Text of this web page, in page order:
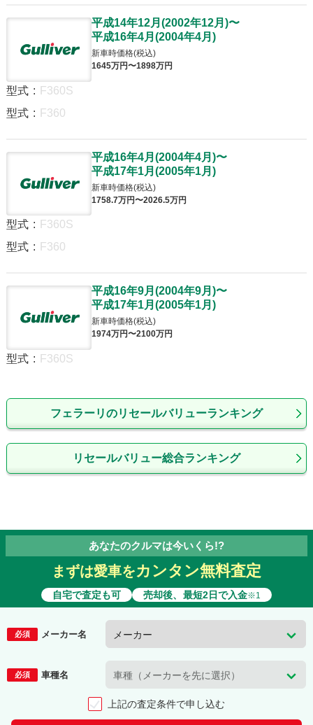
平成14年12月 (2002年12月 )〜
平成16年4月 (2004年4月 )
新車時価格(税込)
1645万円〜1898万円
型式 : F360S
型式 : F360
平成16年4月 (2004年4月 )〜
平成17年1月 (2005年1月 )
新車時価格(税込)
1758.7万円〜2026.5万円
型式 : F360S
型式 : F360
平成16年9月 (2004年9月 )〜
平成17年1月 (2005年1月 )
新車時価格(税込)
1974万円〜2100万円
型式 : F360S
フェラーリのリセールバリューランキング
リセールバリュー総合ランキング
あなたのクルマは今いくら!?
まずは愛車をカンタン無料査定
自宅で査定も可 売却後、最短2日で入金※1
必須 メーカー名
必須 車種名
上記の査定条件で申し込む